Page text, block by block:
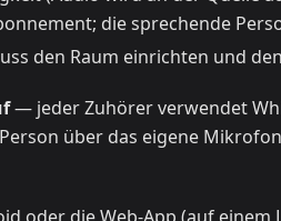
die sprechende
den Raum einrichten und
— jeder Zuhörer verwendet
über das eigene